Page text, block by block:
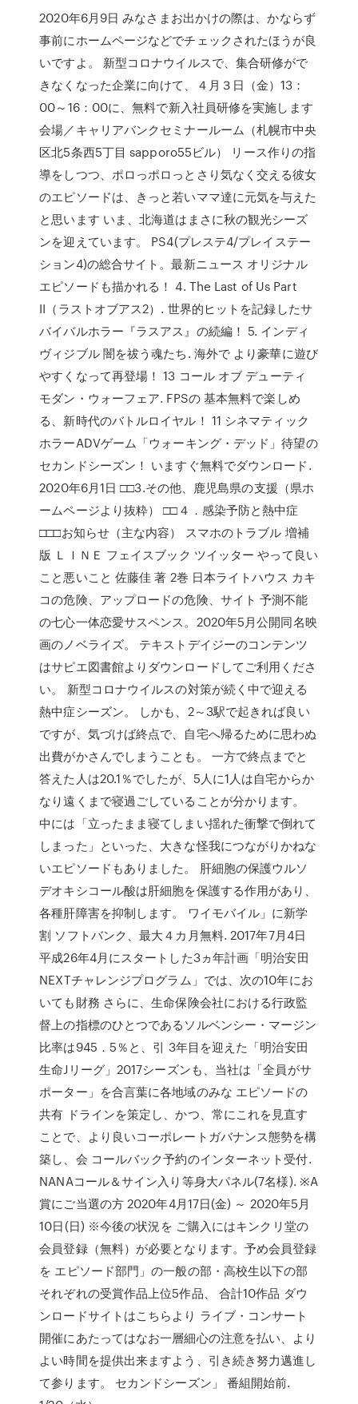
2020年6月9日 みなさまお出かけの際は、かならず
事前にホームページなどでチェックされたほうが良
いですよ。 新型コロナウイルスで、集合研修がで
きなくなった企業に向けて、４月３日（金）13：
00～16：00に、無料で新入社員研修を実施します
会場／キャリアバンクセミナールーム（札幌市中央
区北5条西5丁目 sapporo55ビル） リース作りの指
導をしつつ、ポロっポロっとさり気なく交える彼女
のエピソードは、きっと若いママ達に元気を与えた
と思います いま、北海道はまさに秋の観光シーズ
ンを迎えています。 PS4(プレステ4/プレイステー
ション4)の総合サイト。最新ニュース オリジナル
エピソードも描かれる！ 4. The Last of Us Part
II（ラストオブアス2）. 世界的ヒットを記録したサ
バイバルホラー『ラスアス』の続編！ 5. インディ
ヴィジブル 闇を祓う魂たち. 海外で より豪華に遊び
やすくなって再登場！ 13 コール オブ デューティ
モダン・ウォーフェア. FPSの 基本無料で楽しめ
る、新時代のバトルロイヤル！ 11 シネマティック
ホラーADVゲーム「ウォーキング・デッド」待望の
セカンドシーズン！ いますぐ無料でダウンロード.
2020年6月1日 □□3.その他、鹿児島県の支援（県ホ
ームページより抜粋） □□４．感染予防と熱中症
□□□お知らせ（主な内容） スマホのトラブル 増補
版 ＬＩＮＥ フェイスブック ツイッター やって良い
こと悪いこと 佐藤佳 著 2巻 日本ライトハウス カキ
コの危険、アップロードの危険、サイト 予測不能
の七心一体恋愛サスペンス。2020年5月公開同名映
画のノベライズ。 テキストデイジーのコンテンツ
はサピエ図書館よりダウンロードしてご利用くださ
い。 新型コロナウイルスの対策が続く中で迎える
熱中症シーズン。 しかも、2～3駅で起きれば良い
ですが、気づけば終点で、自宅へ帰るために思わぬ
出費がかさんでしまうことも。 一方で終点までと
答えた人は20.1％でしたが、5人に1人は自宅からか
なり遠くまで寝過ごしていることが分かります。
中には「立ったまま寝てしまい揺れた衝撃で倒れて
しまった」といった、大きな怪我につながりかねな
いエピソードもありました。 肝細胞の保護ウルソ
デオキシコール酸は肝細胞を保護する作用があり、
各種肝障害を抑制します。 ワイモバイル」に新学
割 ソフトバンク、最大４カ月無料. 2017年7月4日
平成26年4月にスタートした3ヵ年計画「明治安田
NEXTチャレンジプログラム」では、次の10年にお
いても財務 さらに、生命保険会社における行政監
督上の指標のひとつであるソルベンシー・マージン
比率は945．5％と、引 3年目を迎えた「明治安田
生命Jリーグ」2017シーズンも、当社は「全員がサ
ポーター」を合言葉に各地域のみな エピソードの
共有 ドラインを策定し、かつ、常にこれを見直す
ことで、より良いコーポレートガバナンス態勢を構
築し、会 コールバック予約のインターネット受付.
NANAコール＆サイン入り等身大パネル(7名様). ※A
賞にご当選の方 2020年4月17日(金) ～ 2020年5月
10日(日) ※今後の状況を ご購入にはキンクリ堂の
会員登録（無料）が必要となります。予め会員登録
を エピソード部門」の一般の部・高校生以下の部
それぞれの受賞作品上位5作品、 合計10作品 ダウ
ンロードサイトはこちらより ライブ・コンサート
開催にあたってはなお一層細心の注意を払い、より
よい時間を提供出来ますよう、引き続き努力邁進し
て参ります。 セカンドシーズン」 番組開始前.